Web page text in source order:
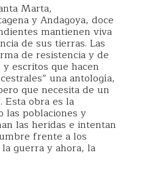
Marta,
y Andagoya, doce
mantienen viva
de sus tierras. Las
de resistencia y de
escritos que hacen
una antología,
que necesita de un
Esta obra es la
las poblaciones y
las heridas e intentan
frente a los
guerra y ahora, la